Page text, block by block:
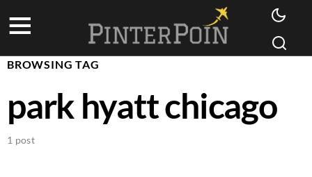
BROWSING TAG
park hyatt chicago
1 post